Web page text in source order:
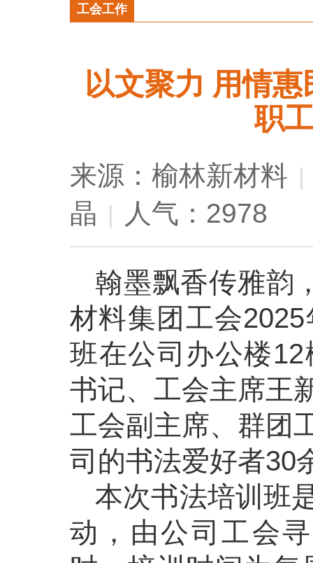
工会工作
以文聚力 用情
职
来源：榆林新材料 |
晶 | 人气：2978
翰墨飘香传雅韵
材料集团工会2025
班在公司办公楼
书记、工会主席王
工会副主席、群团
司的书法爱好者30
本次书法培训班
动，由公司工会